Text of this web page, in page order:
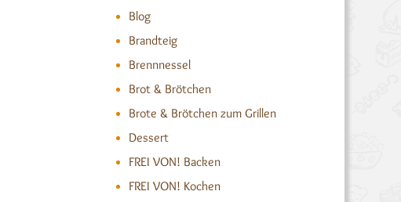
Blog
Brandteig
Brennnessel
Brot & Brötchen
Brote & Brötchen zum Grillen
Dessert
FREI VON! Backen
FREI VON! Kochen